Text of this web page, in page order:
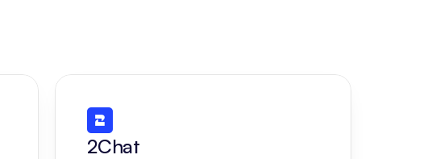
2Chat